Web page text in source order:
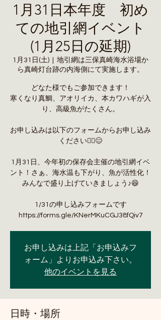
1月31日本年度 初め
ての地引網イベント
(1月25日の延期)
1月31日(土)
地引網は三保真崎海水浴場か
ら真崎灯台跡の内海側にて実施します。
どなた様でもご参加できます！
寒くなり真鯛、アオリイカ、本カワハギが入
り、高級魚がたくさん。
お申し込みは以下のフォームからお申し込み
ください🙇‍♂️😊
1月31日、今年初の保存会主催の地引網イベ
ント！さぁ、海水温も下がり、魚が活性化！
みんなで盛り上げていきましょう♪😆
1/31の申し込みフォームです
https://forms.gle/KNerMKuCGJ38fQiv7
お申し込みは上記「お申込みフ
ォーム」よりお申込み下さい。
他のイベントを見る
日時・場所